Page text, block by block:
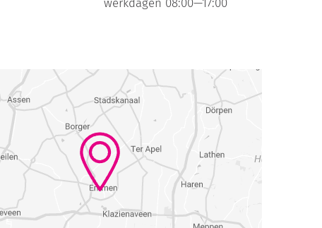
werkdagen 08:00—17:00